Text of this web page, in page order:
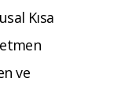
Kısa
ve